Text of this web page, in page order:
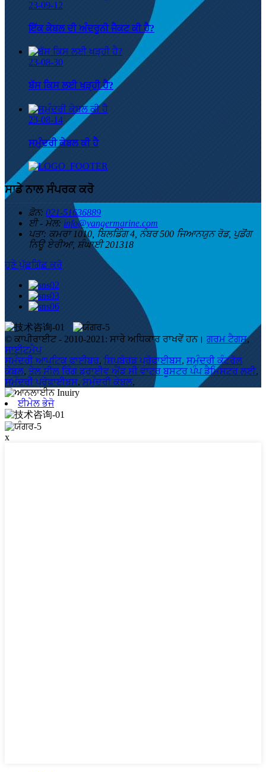
23-09-12
ਇੱਕ ਕੇਬਲ ਦੀ ਅੰਦਰੂਨੀ ਜੈਕਟ ਕੀ ਹੈ?
23-08-30
ਬੱਸ ਕਿਸ ਲਈ ਖੜ੍ਹੀ ਹੈ?
23-08-14
ਸਮੁੰਦਰੀ ਕੇਬਲ ਕੀ ਹੈ
ਸਾਡੇ ਨਾਲ ਸੰਪਰਕ ਕਰੋ
ਫ਼ੋਨ: 021-51636889
ਈ - ਮੇਲ: info@yangermarine.com
ਪਤਾ: ਕਮਰਾ 1010, ਬਿਲਡਿੰਗ 4, ਨੰਬਰ 500 ਜਿਆਨਯੁਨ ਰੋਡ, ਪੁਡੋਂਗ
ਨਿਊ ਏਰੀਆ, ਸ਼ੰਘਾਈ 201318
ਹੁਣੇ ਪੁੱਛਗਿੱਛ ਕਰੋ
© ਕਾਪੀਰਾਈਟ - 2010-2021: ਸਾਰੇ ਅਧਿਕਾਰ ਰਾਖਵੇਂ ਹਨ। ਗਰਮ ਟੈਗਸ,
ਸਾਈਟਮੈਪ
ਸਮੁੰਦਰੀ ਆਪਟਿਕ ਫਾਈਬਰ, ਸ਼ਿਪਬੋਰਡ ਪ੍ਰੋਫਾਈਬਸ, ਸਮੁੰਦਰੀ ਕੰਟਰੋਲ
ਕੇਬਲ, ਤੇਲ ਸੀਲ ਰਿੰਗ ਡ੍ਰਾਈਵ ਐਂਡ ਸੀ ਵਾਟਰ ਬੂਸਟਰ ਪੰਪ ਡੈਮਿਸਟਰ ਲਈ,
ਸਮੁੰਦਰੀ ਪ੍ਰੋਫਾਈਬਸ, ਸਮੁੰਦਰੀ ਕੇਬਲ,
ਈਮੇਲ ਭੇਜੋ
x